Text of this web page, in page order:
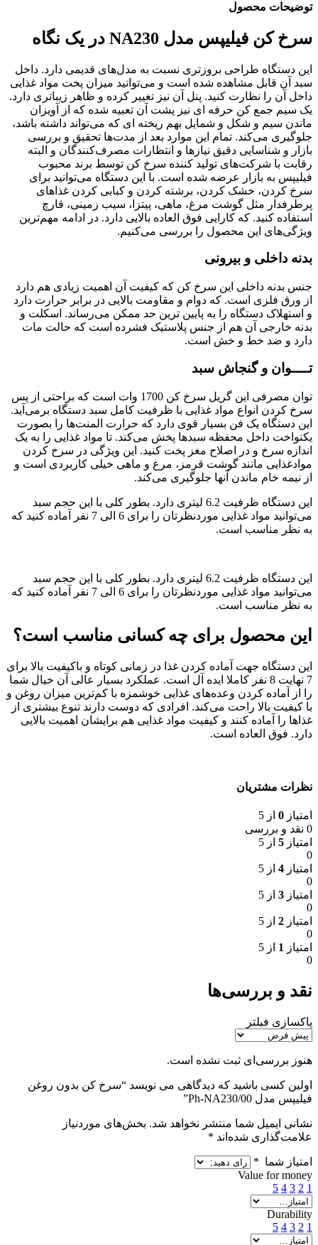
توضیحات محصول
سرخ کن فیلیپس مدل NA230 در یک نگاه
این دستگاه طراحی بروزتری نسبت به مدل‌های قدیمی دارد. داخل
سبد آن قابل مشاهده شده است و می‌توانید میزان پخت مواد غذایی
داخل آن را نظارت کنید. پنل آن نیز تغییر کرده و ظاهر زیباتری دارد.
یک سیم جمع کن حرفه ای نیز پشت آن تعبیه شده که از آویزان
ماندن سیم و شکل و شمایل بهم ریخته ای که می‌تواند داشته باشد،
جلوگیری می‌کند. تمام این موارد بعد از مدت‌ها تحقیق و بررسی
بازار و شناسایی دقیق نیازها و انتظارات مصرف‌کنندگان و البته
رقابت با شرکت‌های تولید کننده سرخ کن توسط برند محبوب
فیلیپس به بازار عرضه شده است. با این دستگاه می‌توانید برای
سرخ کردن، خشک کردن، برشته کردن و کبابی کردن غذاهای
پرطرفدار مثل گوشت مرغ، ماهی، پیتزا، سیب زمینی، قارچ
استفاده کنید. که کارایی فوق العاده بالایی دارد. در ادامه مهم‌ترین
ویژگی‌های این محصول را بررسی می‌کنیم.
بدنه داخلی‌ و بیرونی
جنس بدنه داخلی این سرخ کن که کیفیت آن اهمیت زیادی هم دارد
از ورق فلزی است. که دوام و مقاومت بالایی در برابر حرارت دارد
و استهلاک دستگاه را به پایین ترین حد ممکن می‌رساند. اسکلت و
بدنه خارجی آن هم از جنس پلاستیک فشرده است که حالت مات
دارد و ضد خط و خش است.
تــــوان و گنجاش سبد
توان مصرفی این گریل سرخ کن 1700 وات است که براحتی از پس
سرخ کردن انواع مواد غذایی با ظرفیت کامل سبد دستگاه برمی‌آید.
این دستگاه یک فن بسیار قوی دارد که حرارت المنت‌ها را بصورت
یکنواخت داخل محفظه سبدها پخش می‌کند. تا مواد غذایی را به یک
اندازه سرخ و در اصلاح مغز پخت کنید. این ویژگی در سرخ کردن
موادغذایی مانند گوشت قرمز، مرغ و ماهی خیلی کاربردی است و
از نیمه خام ماندن آنها جلوگیری می‌کند.
این دستگاه ظرفیت 6.2 لیتری دارد. بطور کلی با این حجم سبد
می‌توانید مواد غذایی موردنظرتان را برای 6 الی 7 نفر آماده کنید که
به نظر مناسب است.
این دستگاه ظرفیت 6.2 لیتری دارد. بطور کلی با این حجم سبد
می‌توانید مواد غذایی موردنظرتان را برای 6 الی 7 نفر آماده کنید که
به نظر مناسب است.
این محصول برای چه کسانی مناسب است؟
این دستگاه جهت آماده کردن غذا در زمانی کوتاه و باکیفیت بالا برای
7 نهایت 8 نفر کاملا ایده آل است. عملکرد بسیار عالی آن خیال شما
را از آماده کردن وعده‌های غذایی خوشمزه با کم‌ترین میزان روغن و
با کیفیت بالا راحت می‌کند. افرادی که دوست دارند تنوع بیشتری از
غذاها را آماده کنند و کیفیت مواد غذایی هم برایشان اهمیت بالایی
دارد. فوق العاده است.
نظرات مشتریان
امتیاز 0 از 5
0 نقد و بررسی
امتیاز 5 از 5
0
امتیاز 4 از 5
0
امتیاز 3 از 5
0
امتیاز 2 از 5
0
امتیاز 1 از 5
0
نقد و بررسی‌ها
پاکسازی فیلتر
هنوز بررسی‌ای ثبت نشده است.
اولین کسی باشید که دیدگاهی می نویسد “سرخ کن بدون روغن
فیلیپس مدل Ph-NA230/00”
نشانی ایمیل شما منتشر نخواهد شد. بخش‌های موردنیاز
علامت‌گذاری شده‌اند *
امتیاز شما *
Value for money
1
2
3
4
5
Durability
1
2
3
4
5